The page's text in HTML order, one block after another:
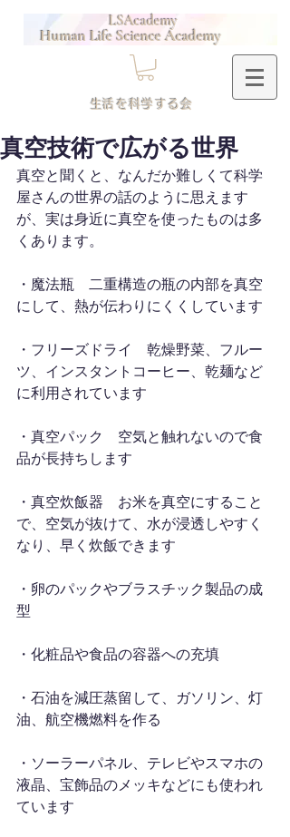
Human Life Science Academy
LSAcademy
​生活を科学する会
真空技術で広がる世界
真空と聞くと、なんだか難しくて科学
屋さんの世界の話のように思えます
が、実は身近に真空を使ったものは多
くあります。
・魔法瓶　二重構造の瓶の内部を真空
にして、熱が伝わりにくくしています
・フリーズドライ　乾燥野菜、フルー
ツ、インスタントコーヒー、乾麺など
に利用されています
・真空パック　空気と触れないので食
品が長持ちします
・真空炊飯器　お米を真空にすること
で、空気が抜けて、水が浸透しやすく
なり、早く炊飯できます
・卵のパックやブラスチック製品の成
型
・化粧品や食品の容器への充填
・石油を減圧蒸留して、ガソリン、灯
油、航空機燃料を作る
・ソーラーパネル、テレビやスマホの
液晶、宝飾品のメッキなどにも使われ
ています